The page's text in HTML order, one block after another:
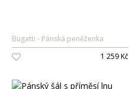
Bugatti
Pánská peněženka
1 259 Kč